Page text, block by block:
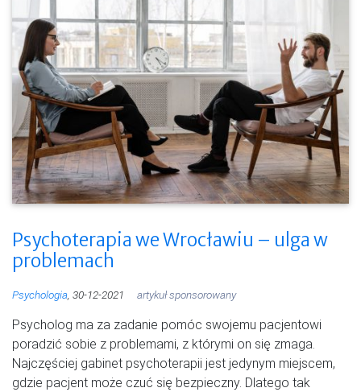
Psychoterapia we Wrocławiu – ulga w
problemach
Psychologia , 30-12-2021 artykuł sponsorowany
Psycholog ma za zadanie pomóc swojemu pacjentowi
poradzić sobie z problemami, z którymi on się zmaga.
Najczęściej gabinet psychoterapii jest jedynym miejscem,
gdzie pacjent może czuć się bezpieczny. Dlatego tak